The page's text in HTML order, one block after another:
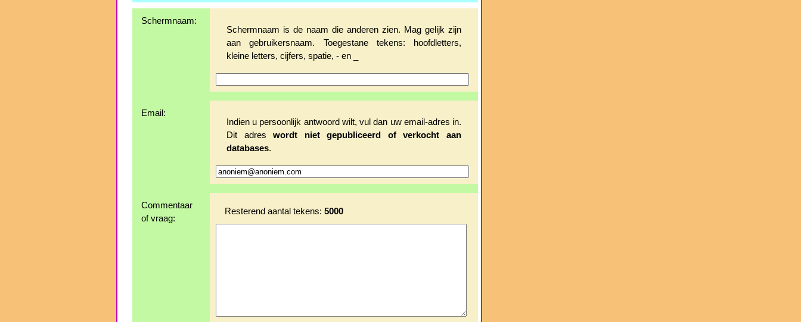
Schermnaam:
Schermnaam is de naam die anderen zien. Mag gelijk zijn
aan gebruikersnaam. Toegestane tekens: hoofdletters,
kleine letters, cijfers, spatie, - en _
Email:
Indien u persoonlijk antwoord wilt, vul dan uw email-adres in.
Dit adreswordt niet gepubliceerd of verkocht aan
databases.
Commentaar
of vraag:
Resterend aantal tekens: 5000